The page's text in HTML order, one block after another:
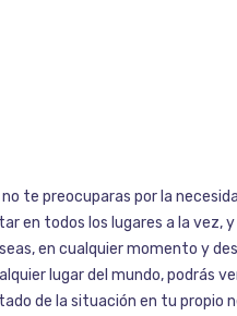
no te preocuparas por la
en todos los lugares a la vez, y
en cualquier momento y
lugar del mundo, podrás
de la situación en tu propio